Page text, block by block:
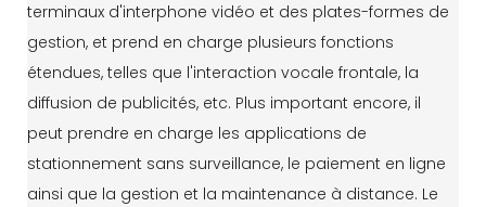
terminaux d'interphone vidéo et des plates-formes de
gestion, et prend en charge plusieurs fonctions
étendues, telles que l'interaction vocale frontale, la
diffusion de publicités, etc. Plus important encore, il
peut prendre en charge les applications de
stationnement sans surveillance, le paiement en ligne
ainsi que la gestion et la maintenance à distance. Le